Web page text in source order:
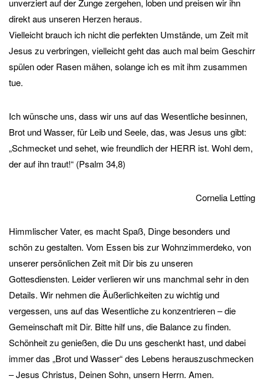
unverziert auf der Zunge zergehen, loben und preisen wir ihn
direkt aus unseren Herzen heraus.
Vielleicht brauch ich nicht die perfekten Umstände, um Zeit mit
Jesus zu verbringen, vielleicht geht das auch mal beim Geschirr
spülen oder Rasen mähen, solange ich es mit ihm zusammen
tue.
Ich wünsche uns, dass wir uns auf das Wesentliche besinnen,
Brot und Wasser, für Leib und Seele, das, was Jesus uns gibt:
„Schmecket und sehet, wie freundlich der HERR ist. Wohl dem,
der auf ihn traut!“ (Psalm 34,8)
Cornelia Letting
Himmlischer Vater, es macht Spaß, Dinge besonders und
schön zu gestalten. Vom Essen bis zur Wohnzimmerdeko, von
unserer persönlichen Zeit mit Dir bis zu unseren
Gottesdiensten. Leider verlieren wir uns manchmal sehr in den
Details. Wir nehmen die Äußerlichkeiten zu wichtig und
vergessen, uns auf das Wesentliche zu konzentrieren – die
Gemeinschaft mit Dir. Bitte hilf uns, die Balance zu finden.
Schönheit zu genießen, die Du uns geschenkt hast, und dabei
immer das „Brot und Wasser“ des Lebens herauszuschmecken
– Jesus Christus, Deinen Sohn, unsern Herrn. Amen.